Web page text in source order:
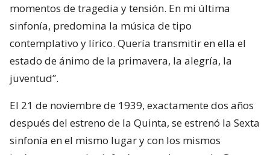
momentos de tragedia y tensión. En mi última
sinfonía, predomina la música de tipo
contemplativo y lírico. Quería transmitir en ella el
estado de ánimo de la primavera, la alegría, la
juventud”.
El 21 de noviembre de 1939, exactamente dos años
después del estreno de la Quinta, se estrenó la Sexta
sinfonía en el mismo lugar y con los mismos